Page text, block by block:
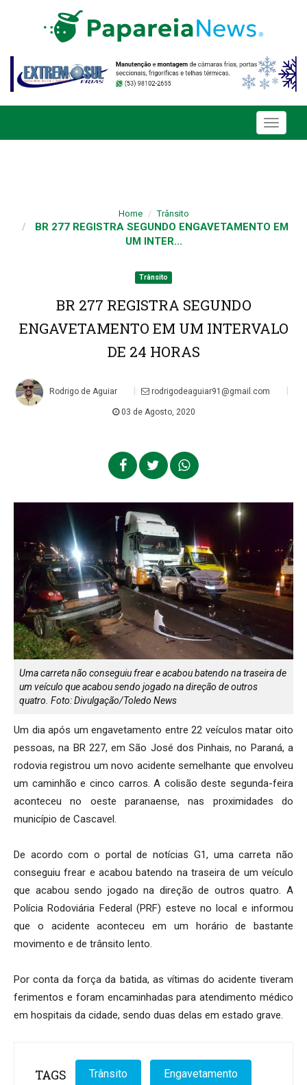
Toggle
Home Trânsito
BR 277 REGISTRA SEGUNDO ENGAVETAMENTO EM
UM INTER...
Trânsito
BR 277 REGISTRA SEGUNDO
ENGAVETAMENTO EM UM INTERVALO
DE 24 HORAS
Rodrigo de Aguiar rodrigodeaguiar91@gmail.com
03 de Agosto, 2020
Uma carreta não conseguiu frear e acabou batendo na traseira de
um veículo que acabou sendo jogado na direção de outros
quatro. Foto: Divulgação/Toledo News
Um dia após um engavetamento entre 22 veículos matar oito
pessoas, na BR 227, em São José dos Pinhais, no Paraná, a
rodovia registrou um novo acidente semelhante que envolveu
um caminhão e cinco carros. A colisão deste segunda-feira
aconteceu no oeste paranaense, nas proximidades do
município de Cascavel.
De acordo com o portal de notícias G1, uma carreta não
conseguiu frear e acabou batendo na traseira de um veículo
que acabou sendo jogado na direção de outros quatro. A
Polícia Rodoviária Federal (PRF) esteve no local e informou
que o acidente aconteceu em um horário de bastante
movimento e de trânsito lento.
Por conta da força da batida, as vítimas do acidente tiveram
ferimentos e foram encaminhadas para atendimento médico
em hospitais da cidade, sendo duas delas em estado grave.
TAGS Trânsito Engavetamento